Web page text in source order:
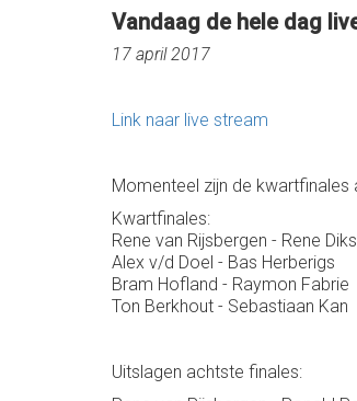
Vandaag de hele dag
17 april 2017
Link naar live stream
Momenteel zijn de kwartfinales
Kwartfinales:
Rene van Rijsbergen - Rene
Alex v/d Doel - Bas Herberigs
Bram Hofland - Raymon Fabrie
Ton Berkhout - Sebastiaan Kan
Uitslagen achtste finales: